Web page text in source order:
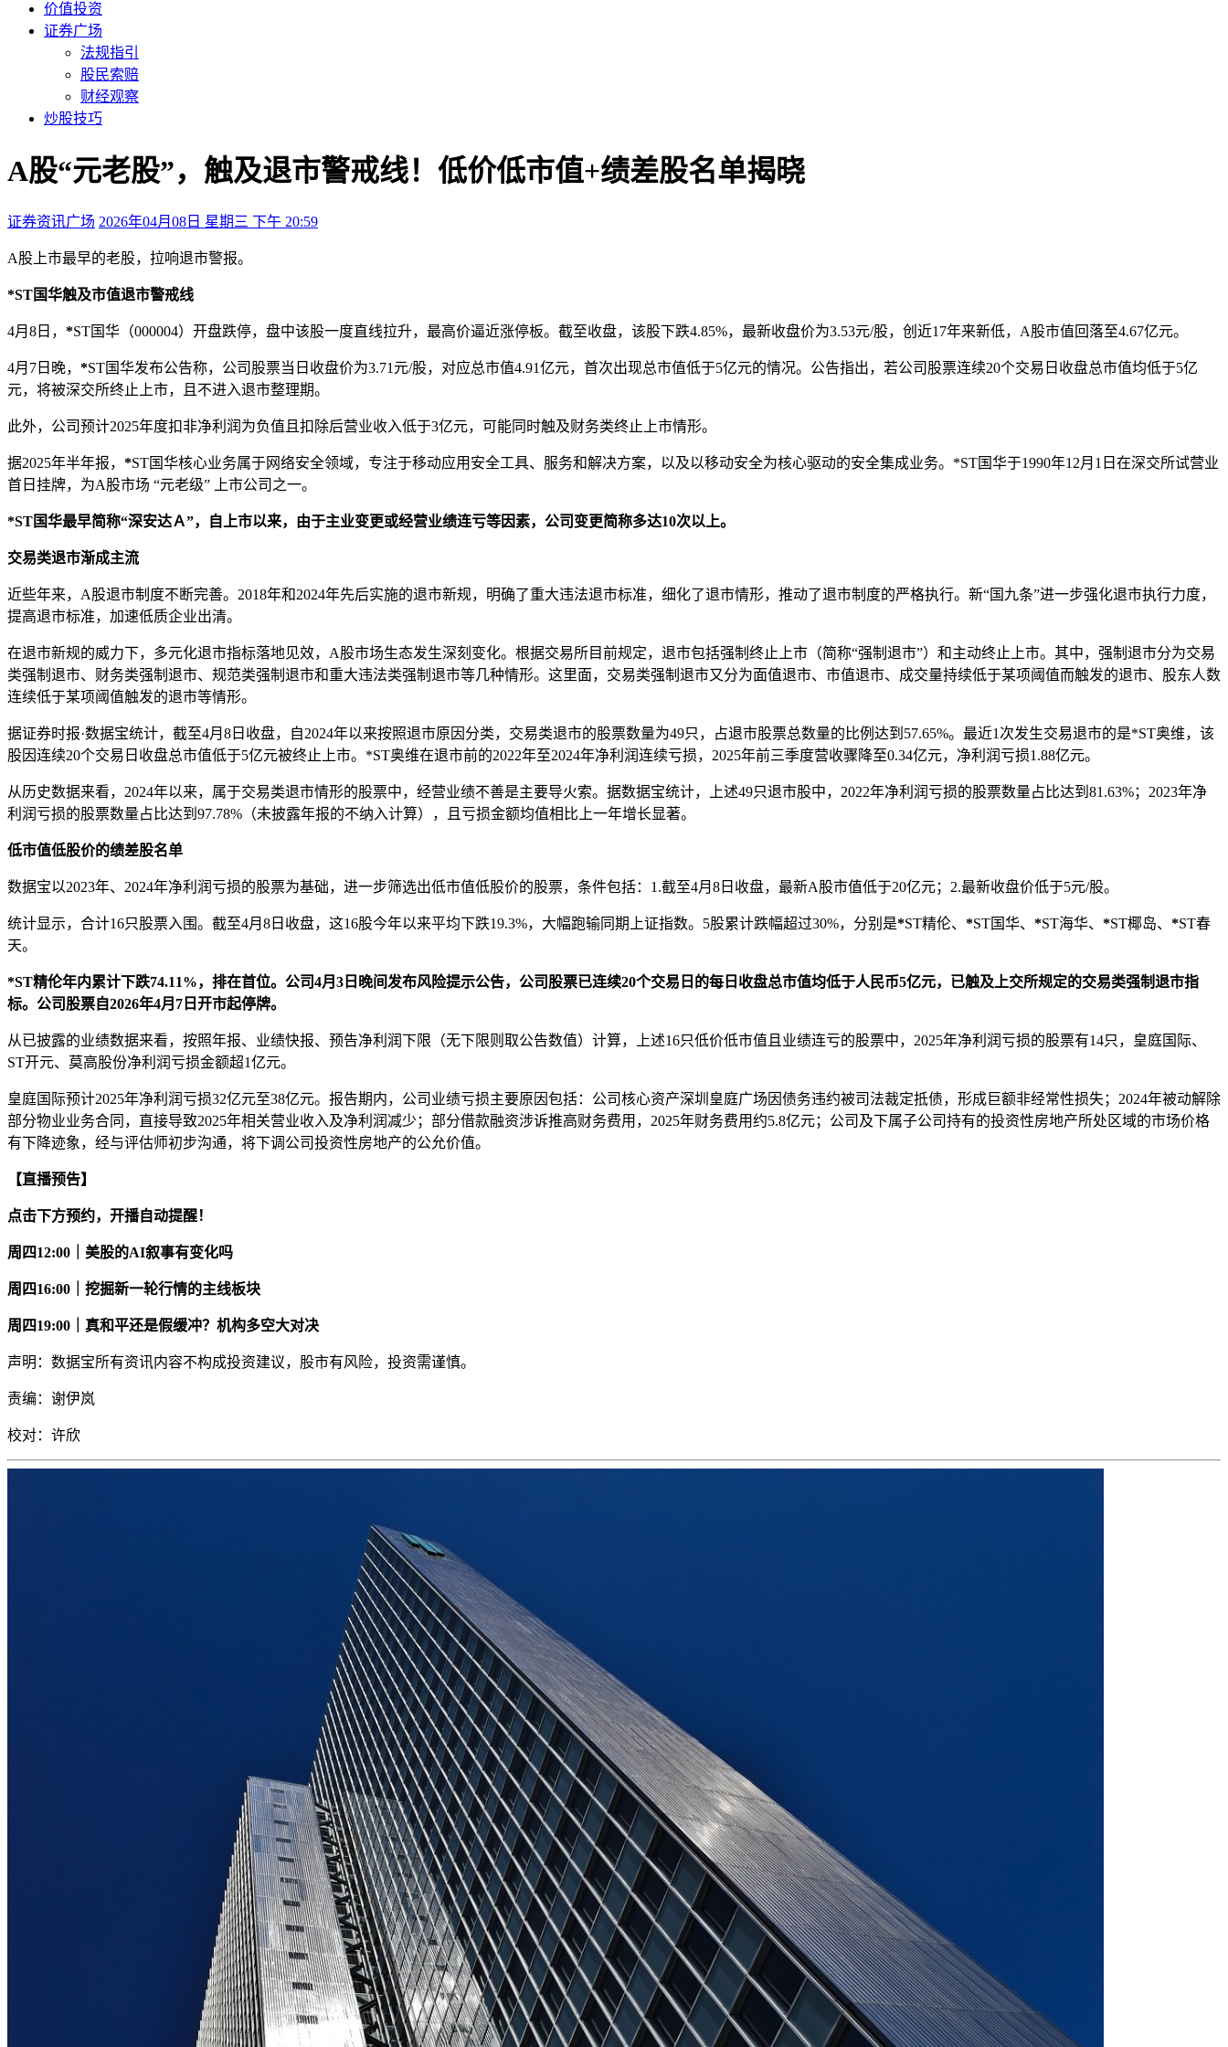
价值投资
证券广场
法规指引
股民索赔
财经观察
炒股技巧
A股“元老股”，触及退市警戒线！低价低市值+绩差股名单揭晓
证券资讯广场 2026年04月08日 星期三 下午 20:59
A股上市最早的老股，拉响退市警报。
*ST国华触及市值退市警戒线
4月8日， *ST国华（000004）开盘跌停，盘中该股一度直线拉升，最高价逼近涨停板。截至收盘，该股下跌4.85%，最新收盘价为3.53元/股，创近17年来新低，A股市值回落至4.67亿元。
4月7日晚， *ST国华发布公告称，公司股票当日收盘价为3.71元/股，对应总市值4.91亿元，首次出现总市值低于5亿元的情况。公告指出，若公司股票连续20个交易日收盘总市值均低于5亿
元，将被深交所终止上市，且不进入退市整理期。
此外，公司预计2025年度扣非净利润为负值且扣除后营业收入低于3亿元，可能同时触及财务类终止上市情形。
据2025年半年报， *ST国华核心业务属于网络安全领域，专注于移动应用安全工具、服务和解决方案，以及以移动安全为核心驱动的安全集成业务。*ST国华于1990年12月1日在深交所试营业
首日挂牌，为A股市场 “元老级” 上市公司之一。
*ST国华最早简称“深安达Ａ”，自上市以来，由于主业变更或经营业绩连亏等因素，公司变更简称多达10次以上。
交易类退市渐成主流
近些年来，A股退市制度不断完善。2018年和2024年先后实施的退市新规，明确了重大违法退市标准，细化了退市情形，推动了退市制度的严格执行。新“国九条”进一步强化退市执行力度，
提高退市标准，加速低质企业出清。
在退市新规的威力下，多元化退市指标落地见效，A股市场生态发生深刻变化。根据交易所目前规定，退市包括强制终止上市（简称“强制退市”）和主动终止上市。其中，强制退市分为交易
类强制退市、财务类强制退市、规范类强制退市和重大违法类强制退市等几种情形。这里面，交易类强制退市又分为面值退市、市值退市、成交量持续低于某项阈值而触发的退市、股东人数
连续低于某项阈值触发的退市等情形。
据证券时报·数据宝统计， 截至4月8日收盘， 自2024年以来按照退市原因分类，交易类退市的股票数量为49只，占退市股票总数量的比例达到57.65%。 最近1次发生交易退市的是*ST奥维，该
股因连续20个交易日收盘总市值低于5亿元被终止上市。*ST奥维在退市前的2022年至2024年净利润连续亏损，2025年前三季度营收骤降至0.34亿元，净利润亏损1.88亿元。
从历史数据来看，2024年以来，属于交易类退市情形的股票中，经营业绩不善是主要导火索。据数据宝统计，上述49只退市股中，2022年净利润亏损的股票数量占比达到81.63%；2023年净
利润亏损的股票数量占比达到97.78%（未披露年报的不纳入计算），且亏损金额均值相比上一年增长显著。
低市值低股价的绩差股名单
数据宝以2023年、2024年净利润亏损的股票为基础，进一步筛选出低市值低股价的股票，条件包括：1.截至4月8日收盘，最新A股市值低于20亿元；2.最新收盘价低于5元/股。
统计显示，合计16只股票入围。截至4月8日收盘，这16股今年以来平均下跌19.3%，大幅跑输同期上证指数。5股累计跌幅超过30%，分别是*ST精伦、 *ST国华、 *ST海华、 *ST椰岛、 *ST春
天。
*ST精伦年内累计下跌74.11%，排在首位。公司4月3日晚间发布风险提示公告，公司股票已连续20个交易日的每日收盘总市值均低于人民币5亿元，已触及上交所规定的交易类强制退市指
标。公司股票自2026年4月7日开市起停牌。
从已披露的业绩数据来看，按照年报、业绩快报、预告净利润下限（无下限则取公告数值）计算，上述16只低价低市值且业绩连亏的股票中，2025年净利润亏损的股票有14只，皇庭国际、
ST开元、莫高股份净利润亏损金额超1亿元。
皇庭国际预计2025年净利润亏损32亿元至38亿元。报告期内，公司业绩亏损主要原因包括：公司核心资产深圳皇庭广场因债务违约被司法裁定抵债，形成巨额非经常性损失；2024年被动解除
部分物业业务合同，直接导致2025年相关营业收入及净利润减少；部分借款融资涉诉推高财务费用，2025年财务费用约5.8亿元；公司及下属子公司持有的投资性房地产所处区域的市场价格
有下降迹象，经与评估师初步沟通，将下调公司投资性房地产的公允价值。
【直播预告】
点击下方预约，开播自动提醒！
周四12:00｜美股的AI叙事有变化吗
周四16:00｜挖掘新一轮行情的主线板块
周四19:00｜真和平还是假缓冲？机构多空大对决
声明：数据宝所有资讯内容不构成投资建议，股市有风险，投资需谨慎。
责编：谢伊岚
校对： 许欣